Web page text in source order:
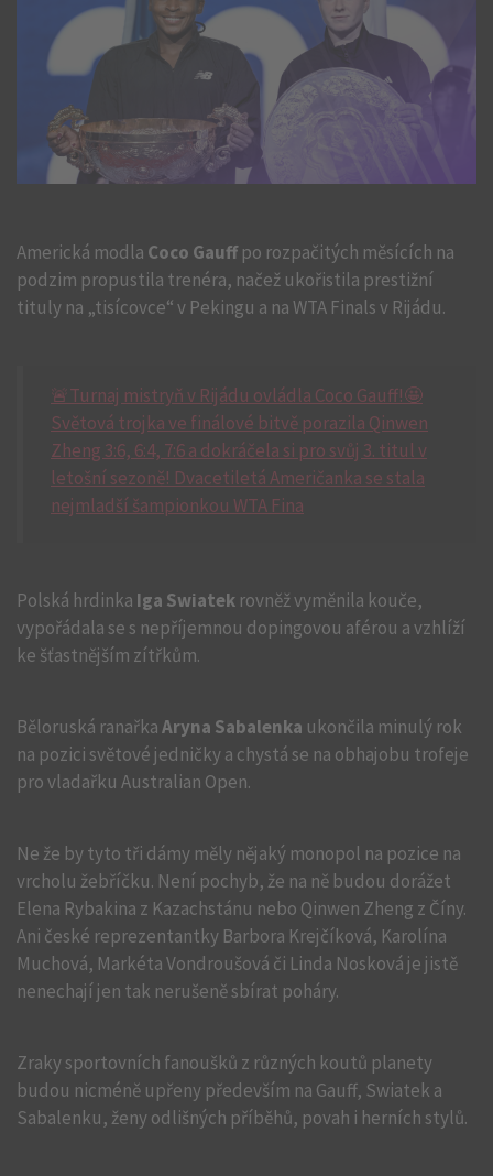
Americká modla Coco Gauffpo rozpačitých měsících na
podzim propustila trenéra, načež ukořistila prestižní
tituly na „tisícovce“ v Pekingu a na WTA Finals v Rijádu.
🚨Turnaj mistryň v Rijádu ovládla Coco Gauff!🤩
Světová trojka ve finálové bitvě porazila Qinwen
Zheng 3:6, 6:4, 7:6 a dokráčela si pro svůj 3. titul v
letošní sezoně! Dvacetiletá Američanka se stala
nejmladší šampionkou WTA Fina
Polská hrdinka Iga Swiatek rovněž vyměnila kouče,
vypořádala se s nepříjemnou dopingovou aférou a vzhlíží
ke šťastnějším zítřkům.
Běloruská ranařkaAryna Sabalenka ukončila minulý rok
na pozici světové jedničky a chystá se na obhajobu trofeje
pro vladařku Australian Open.
Ne že by tyto tři dámy měly nějaký monopol na pozice na
vrcholu žebříčku. Není pochyb, že na ně budou dorážet
Elena Rybakina z Kazachstánu nebo Qinwen Zheng z Číny.
Ani české reprezentantky Barbora Krejčíková, Karolína
Muchová, Markéta Vondroušová či Linda Nosková je jistě
nenechají jen tak nerušeně sbírat poháry.
Zraky sportovních fanoušků z různých koutů planety
budou nicméně upřeny především na Gauff, Swiatek a
Sabalenku, ženy odlišných příběhů, povah i herních stylů.